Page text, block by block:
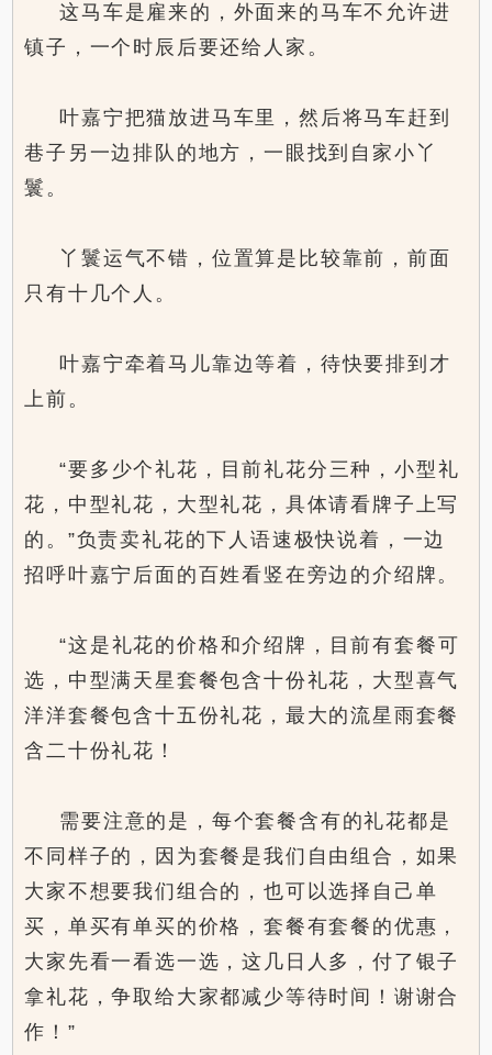
这马车是雇来的，外面来的马车不允许进
镇子，一个时辰后要还给人家。
叶嘉宁把猫放进马车里，然后将马车赶到
巷子另一边排队的地方，一眼找到自家小丫
鬟。
丫鬟运气不错，位置算是比较靠前，前面
只有十几个人。
叶嘉宁牵着马儿靠边等着，待快要排到才
上前。
“要多少个礼花，目前礼花分三种，小型礼
花，中型礼花，大型礼花，具体请看牌子上写
的。”负责卖礼花的下人语速极快说着，一边
招呼叶嘉宁后面的百姓看竖在旁边的介绍牌。
“这是礼花的价格和介绍牌，目前有套餐可
选，中型满天星套餐包含十份礼花，大型喜气
洋洋套餐包含十五份礼花，最大的流星雨套餐
含二十份礼花！
需要注意的是，每个套餐含有的礼花都是
不同样子的，因为套餐是我们自由组合，如果
大家不想要我们组合的，也可以选择自己单
买，单买有单买的价格，套餐有套餐的优惠，
大家先看一看选一选，这几日人多，付了银子
拿礼花，争取给大家都减少等待时间！谢谢合
作！”